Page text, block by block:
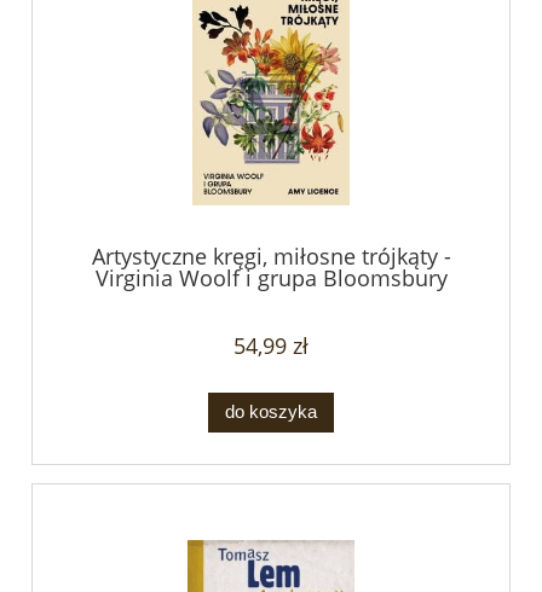
Artystyczne kręgi, miłosne trójkąty -
Virginia Woolf i grupa Bloomsbury
54,99 zł
do koszyka